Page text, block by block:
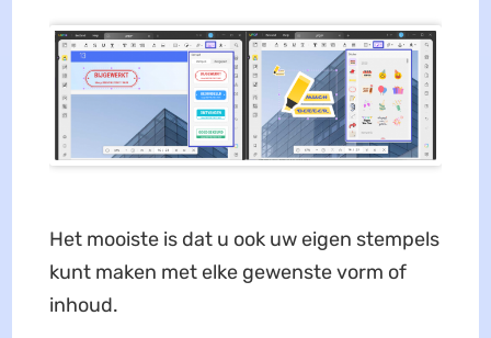
Het mooiste is dat u ook uw eigen stempels
kunt maken met elke gewenste vorm of
inhoud.